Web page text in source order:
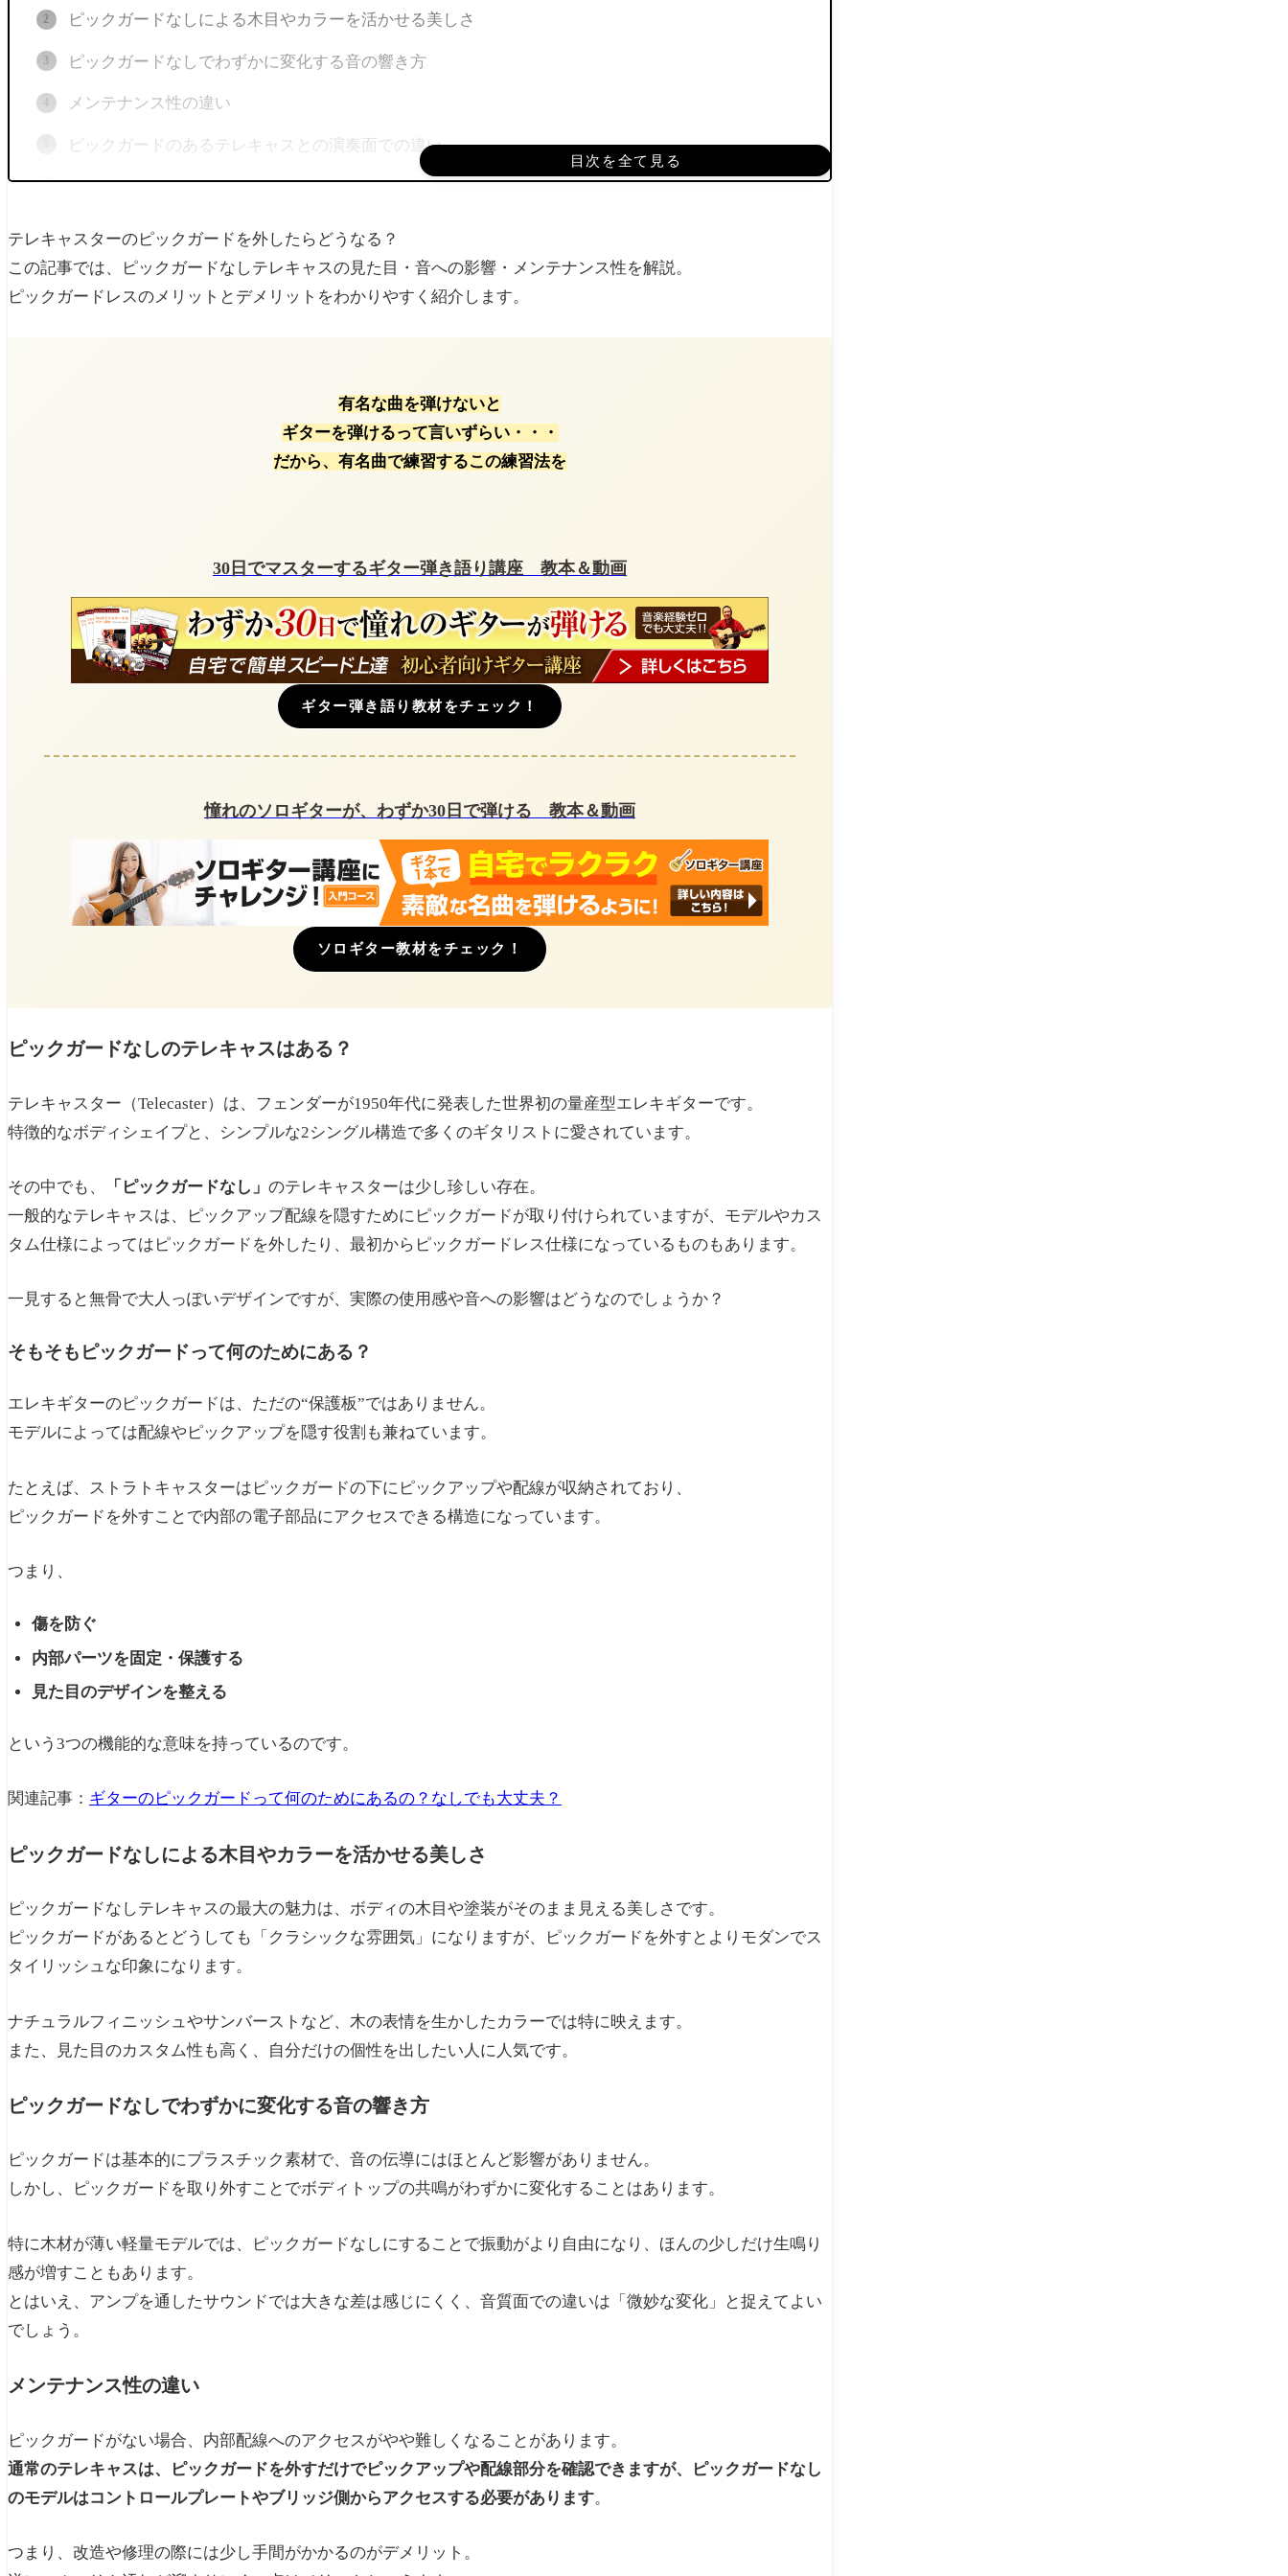
目次を全て見る
ピックガードなしによる木目やカラーを活かせる美しさ
ピックガードなしでわずかに変化する音の響き方
メンテナンス性の違い
ピックガードのあるテレキャスとの演奏面での違い
ピックガードなしのテレキャスのメリット・デメリットまとめ
ピックガードなしのテレキャスターおすすめモデル・カスタム例
Fender Custom Shop 2021 Vintage Custom '68 ありがとう NOS Pink Paisley仕様
Fender（フェンダー）Special Edition Custom Telecaster FMT HH Crimson Red Transparent
ピックガードなしテレキャスは個性派におすすめ
テレキャスターのピックガードを外したらどうなる？
この記事では、ピックガードなしテレキャスの見た目・音への影響・メンテナンス性を解説。
ピックガードレスのメリットとデメリットをわかりやすく紹介します。
有名な曲を弾けないと
ギターを弾けるって言いずらい・・・
だから、有名曲で練習するこの練習法を
30日でマスターするギター弾き語り講座 教本＆動画
ギター弾き語り教材をチェック！
憧れのソロギターが、わずか30日で弾ける 教本＆動画
ソロギター教材をチェック！
ピックガードなしのテレキャスはある？
テレキャスター（Telecaster）は、フェンダーが1950年代に発表した世界初の量産型エレキギターです。
特徴的なボディシェイプと、シンプルな2シングル構造で多くのギタリストに愛されています。
その中でも、 「ピックガードなし」 のテレキャスターは少し珍しい存在。
一般的なテレキャスは、ピックアップ配線を隠すためにピックガードが取り付けられていますが、モデルやカス
タム仕様によってはピックガードを外したり、最初からピックガードレス仕様になっているものもあります。
一見すると無骨で大人っぽいデザインですが、実際の使用感や音への影響はどうなのでしょうか？
そもそもピックガードって何のためにある？
エレキギターのピックガードは、ただの“保護板”ではありません。
モデルによっては配線やピックアップを隠す役割も兼ねています。
たとえば、ストラトキャスターはピックガードの下にピックアップや配線が収納されており、
ピックガードを外すことで内部の電子部品にアクセスできる構造になっています。
つまり、
傷を防ぐ
内部パーツを固定・保護する
見た目のデザインを整える
という3つの機能的な意味を持っているのです。
関連記事： ギターのピックガードって何のためにあるの？なしでも大丈夫？
ピックガードなしによる木目やカラーを活かせる美しさ
ピックガードなしテレキャスの最大の魅力は、ボディの木目や塗装がそのまま見える美しさです。
ピックガードがあるとどうしても「クラシックな雰囲気」になりますが、ピックガードを外すとよりモダンでス
タイリッシュな印象になります。
ナチュラルフィニッシュやサンバーストなど、木の表情を生かしたカラーでは特に映えます。
また、見た目のカスタム性も高く、自分だけの個性を出したい人に人気です。
ピックガードなしでわずかに変化する音の響き方
ピックガードは基本的にプラスチック素材で、音の伝導にはほとんど影響がありません。
しかし、ピックガードを取り外すことでボディトップの共鳴がわずかに変化することはあります。
特に木材が薄い軽量モデルでは、ピックガードなしにすることで振動がより自由になり、ほんの少しだけ生鳴り
感が増すこともあります。
とはいえ、アンプを通したサウンドでは大きな差は感じにくく、音質面での違いは「微妙な変化」と捉えてよい
でしょう。
メンテナンス性の違い
ピックガードがない場合、内部配線へのアクセスがやや難しくなることがあります。
通常のテレキャスは、ピックガードを外すだけでピックアップや配線部分を確認できますが、ピックガードなし
のモデルはコントロールプレートやブリッジ側からアクセスする必要があります。
つまり、改造や修理の際には少し手間がかかるのがデメリット。